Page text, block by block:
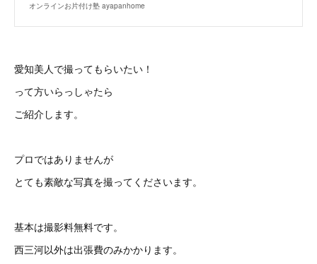
オンラインお片付け塾 ayapanhome
愛知美人で撮ってもらいたい！
って方いらっしゃたら
ご紹介します。
プロではありませんが
とても素敵な写真を撮ってくださいます。
基本は撮影料無料です。
西三河以外は出張費のみかかります。